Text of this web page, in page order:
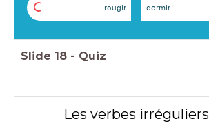
C rougir dormir
Slide 18 - Quiz
Les verbes irréguliers